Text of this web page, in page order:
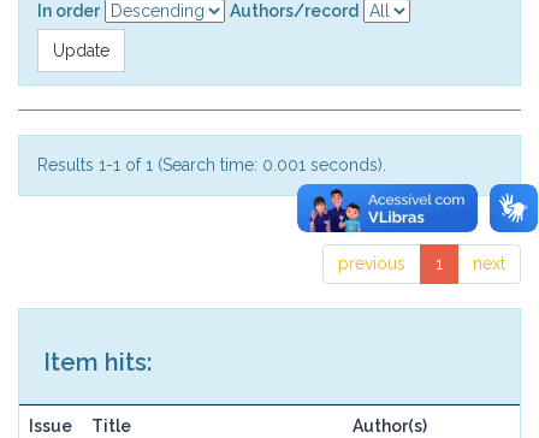
In order
Authors/record
Results 1-1 of 1 (Search time: 0.001 seconds).
previous 1 next
Item hits:
Issue
Title Author(s)